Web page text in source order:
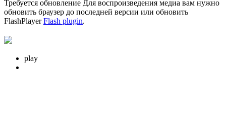
Требуется обновление Для воспроизведения медиа вам нужно
обновить браузер до последней версии или обновить
FlashPlayerFlash plugin.
play